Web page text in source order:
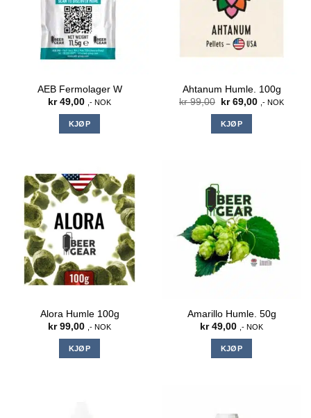
AEB Fermolager W
kr49,00 ,- NOK
KJØP
Ahtanum Humle. 100g
kr99,00
Opprinnelig
var:
kr 99,00.
kr69,00Nåværende
,- NOK
KJØP
Alora Humle 100g
kr99,00 ,- NOK
KJØP
Amarillo Humle. 50g
kr49,00 ,- NOK
KJØP